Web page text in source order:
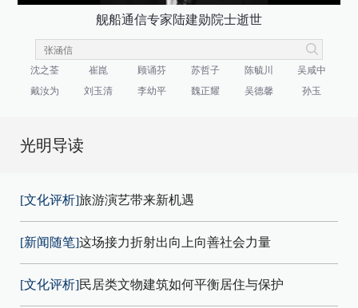
舰船通信专家陆建勋院士逝世
沈之荃 崔崑 顾诵芬 苏哲子 陈毓川
吴咸中
戴汝为
刘玉清 李幼平 魏正耀 吴德馨 孙玉
光明导读
[文化评析]旅游演艺带来新机遇
[新闻随笔]这场接力折射出向上向善社会力量
[文化评析]民居类文物建筑如何平衡居住与保护